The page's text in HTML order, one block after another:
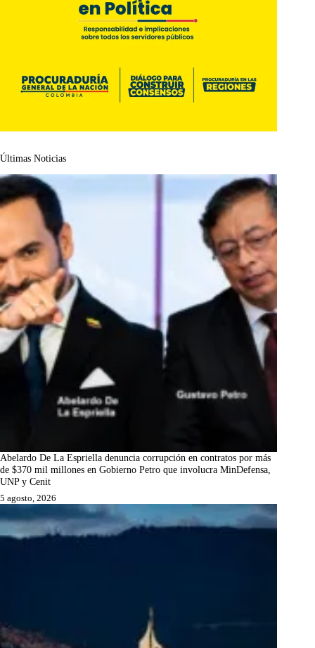
Últimas Noticias
Abelardo De La Espriella denuncia corrupción en contratos por más
de $370 mil millones en Gobierno Petro que involucra MinDefensa,
UNP y Cenit
5 agosto, 2026